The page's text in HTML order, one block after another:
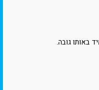
באותו גובה.